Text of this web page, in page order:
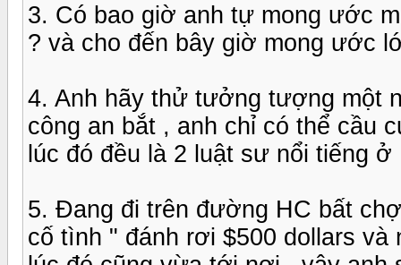
3. Có bao giờ anh tự mong ước
? và cho đến bây giờ mong ước
4. Anh hãy thử tưởng tượng một
công an bắt , anh chỉ có thể cầu
lúc đó đều là 2 luật sư nổi tiếng
5. Đang đi trên đường HC bất
cố tình " đánh rơi $500 dollars